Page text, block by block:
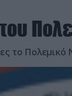
το Πολεμικό